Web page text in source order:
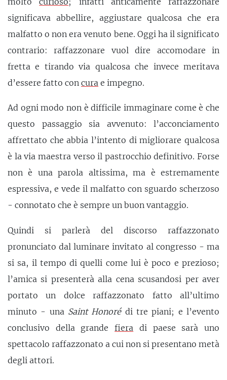
significava abbellire, aggiustare qualcosa che era
malfatto o non era venuto bene. Oggi ha il significato
contrario: raffazzonare vuol dire accomodare in
fretta e tirando via qualcosa che invece meritava
d’essere fatto con cura e impegno.
Ad ogni modo non è difficile immaginare come è che
questo passaggio sia avvenuto: l’acconciamento
affrettato che abbia l’intento di migliorare qualcosa
è la via maestra verso il pastrocchio definitivo. Forse
non è una parola altissima, ma è estremamente
espressiva, e vede il malfatto con sguardo scherzoso
- connotato che è sempre un buon vantaggio.
Quindi si parlerà del discorso raffazzonato
pronunciato dal luminare invitato al congresso - ma
si sa, il tempo di quelli come lui è poco e prezioso;
l’amica si presenterà alla cena scusandosi per aver
portato un dolce raffazzonato fatto all’ultimo
minuto - una Saint Honorédi tre piani; e l’evento
conclusivo della grandefiera di paese sarà uno
spettacolo raffazzonato a cui non si presentano metà
degli attori.